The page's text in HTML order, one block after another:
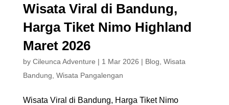
Wisata Viral di Bandung,
Harga Tiket Nimo Highland
Maret 2026
by Cileunca Adventure | 1 Mar 2026 | Blog Wisata
Bandung Wisata Pangalengan
Wisata Viral di Bandung, Harga Tiket Nimo